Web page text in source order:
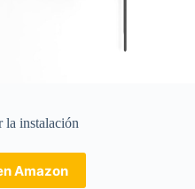
instalación
Amazon